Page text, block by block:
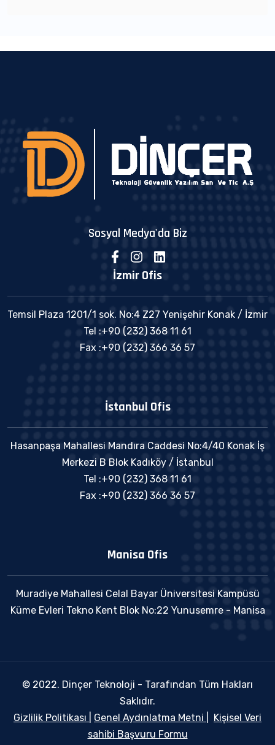
Sosyal Medya'da Biz
İzmir Ofis
Temsil Plaza 1201/1 sok. No:4 Z27 Yenişehir Konak / İzmir
Tel :+90 (232) 368 11 61
Fax :+90 (232) 366 36 57
İstanbul Ofis
Hasanpaşa Mahallesi Mandıra Caddesi No:4/40 Konak İş
Merkezi B Blok Kadıköy / İstanbul
Tel :+90 (232) 368 11 61
Fax :+90 (232) 366 36 57
Manisa Ofis
Muradiye Mahallesi Celal Bayar Üniversitesi Kampüsü
Küme Evleri Tekno Kent Blok No:22 Yunusemre - Manisa
© 2022. Dinçer Teknoloji - Tarafından Tüm Hakları
Saklıdır.
Gizlilik Politikası
Genel Aydınlatma Metni
Kişisel Veri
sahibi Başvuru Formu